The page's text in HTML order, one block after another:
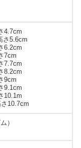
4.7cm
さ5.6cm
6.2cm
7cm
7.7cm
8.2cm
9cm
9.1cm
10.1m
10.7cm
）